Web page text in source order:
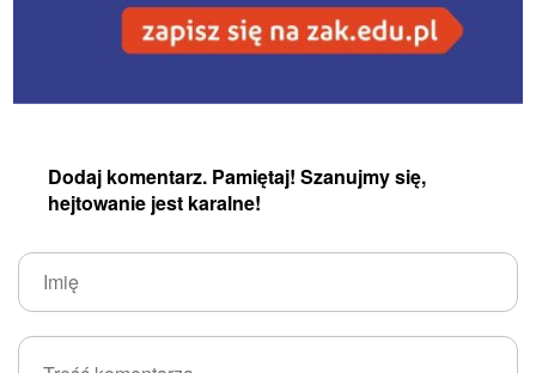
Dodaj komentarz. Pamiętaj! Szanujmy się,
hejtowanie jest karalne!